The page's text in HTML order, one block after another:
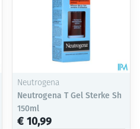
Neutrogena
Neutrogena T Gel Sterke Sh
150ml
€ 10,99